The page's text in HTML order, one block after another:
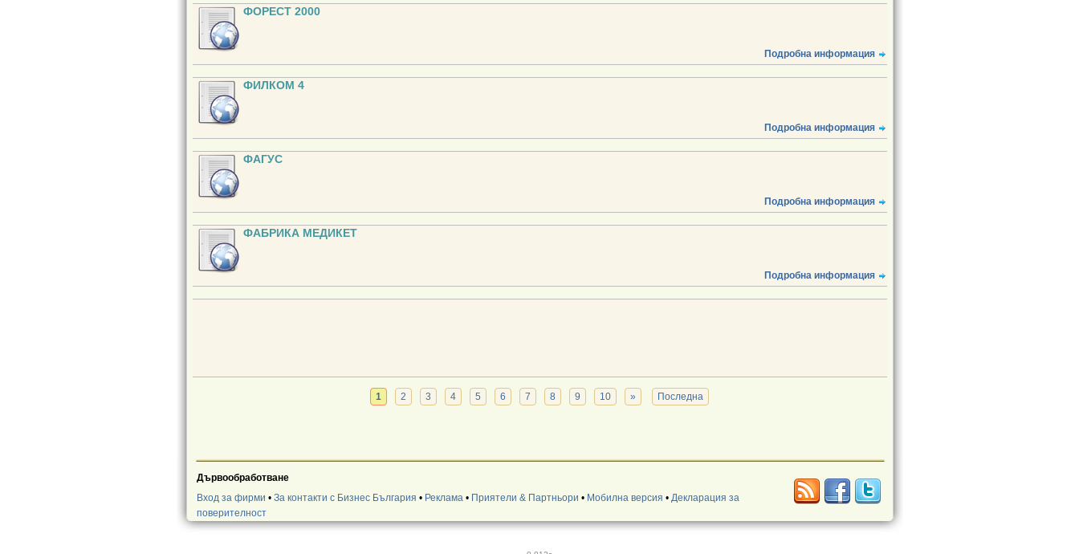
ФОРЕСТ 2000
Подробна информация
ФИЛКОМ 4
Подробна информация
ФАГУС
Подробна информация
ФАБРИКА МЕДИКЕТ
Подробна информация
1 2 3 4 5 6 7 8 9 10 » Последна
Дървообработване
Вход за фирми • За контакти с Бизнес България • Реклама• Приятели & Партньори • Мобилна версия • Декларация за
поверителност